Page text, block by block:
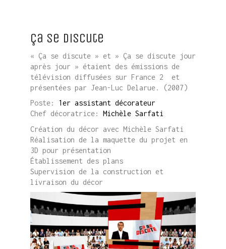
Ça se discute
« Ça se discute » et » Ça se discute jour
après jour » étaient des émissions de
télévision diffusées sur France 2 et
présentées par Jean-Luc Delarue. (2007)
Poste: 1er assistant décorateur
Chef décoratrice: Michèle Sarfati
Création du décor avec Michèle Sarfati
Réalisation de la maquette du projet en
3D pour présentation
Établissement des plans
Supervision de la construction et
livraison du décor